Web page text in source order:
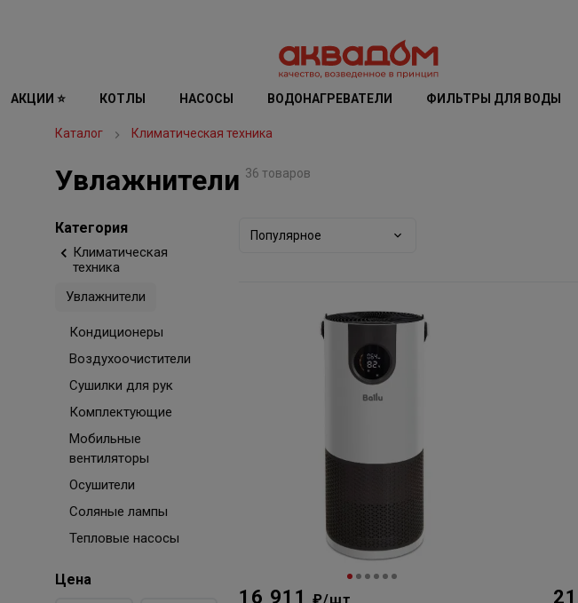
АКЦИИ ⭐ КОТЛЫ НАСОСЫ ВОДОНАГРЕВАТЕЛИ ФИЛЬТРЫ ДЛЯ ВОДЫ
Каталог Климатическая техника
Увлажнители 36 товаров
Категория
Климатическая
техника
Увлажнители
Кондиционеры
Воздухоочистители
Сушилки для рук
Комплектующие
Мобильные
вентиляторы
Осушители
Соляные лампы
Тепловые насосы
Цена
Популярное
16 911₽/шт